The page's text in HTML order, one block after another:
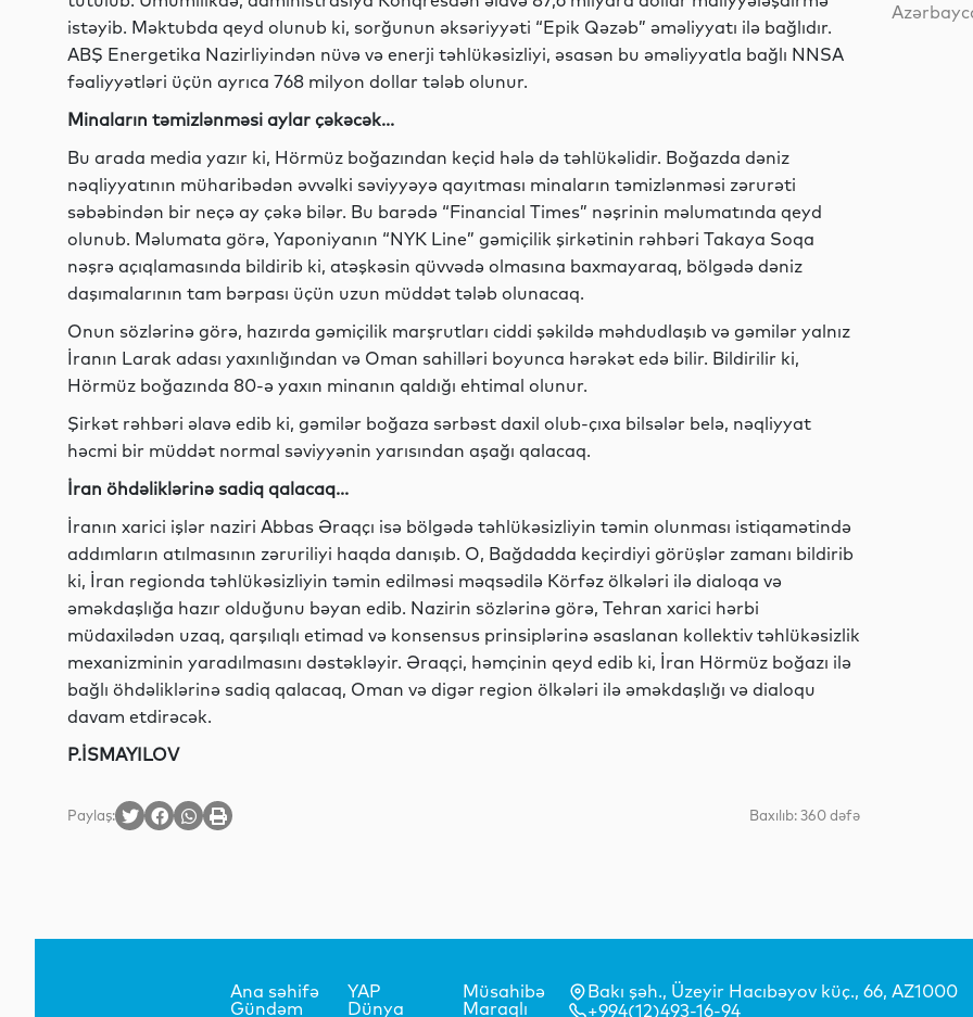
istəyib. Məktubda qeyd olunub ki, sorğunun əksəriyyəti “Epik Qəzəb” əməliyyatı ilə bağlıdır.
ABŞ Energetika Nazirliyindən nüvə və enerji təhlükəsizliyi, əsasən bu əməliyyatla bağlı NNSA
fəaliyyətləri üçün ayrıca 768 milyon dollar tələb olunur.
Minaların təmizlənməsi aylar çəkəcək...
Bu arada media yazır ki, Hörmüz boğazından keçid hələ də təhlükəlidir. Boğazda dəniz
nəqliyyatının müharibədən əvvəlki səviyyəyə qayıtması minaların təmizlənməsi zərurəti
səbəbindən bir neçə ay çəkə bilər. Bu barədə “Financial Times” nəşrinin məlumatında qeyd
olunub. Məlumata görə, Yaponiyanın “NYK Line” gəmiçilik şirkətinin rəhbəri Takaya Soqa
nəşrə açıqlamasında bildirib ki, atəşkəsin qüvvədə olmasına baxmayaraq, bölgədə dəniz
daşımalarının tam bərpası üçün uzun müddət tələb olunacaq.
Onun sözlərinə görə, hazırda gəmiçilik marşrutları ciddi şəkildə məhdudlaşıb və gəmilər yalnız
İranın Larak adası yaxınlığından və Oman sahilləri boyunca hərəkət edə bilir. Bildirilir ki,
Hörmüz boğazında 80-ə yaxın minanın qaldığı ehtimal olunur.
Şirkət rəhbəri əlavə edib ki, gəmilər boğaza sərbəst daxil olub-çıxa bilsələr belə, nəqliyyat
həcmi bir müddət normal səviyyənin yarısından aşağı qalacaq.
İran öhdəliklərinə sadiq qalacaq...
İranın xarici işlər naziri Abbas Əraqçı isə bölgədə təhlükəsizliyin təmin olunması istiqamətində
addımların atılmasının zəruriliyi haqda danışıb. O, Bağdadda keçirdiyi görüşlər zamanı bildirib
ki, İran regionda təhlükəsizliyin təmin edilməsi məqsədilə Körfəz ölkələri ilə dialoqa və
əməkdaşlığa hazır olduğunu bəyan edib. Nazirin sözlərinə görə, Tehran xarici hərbi
müdaxilədən uzaq, qarşılıqlı etimad və konsensus prinsiplərinə əsaslanan kollektiv təhlükəsizlik
mexanizminin yaradılmasını dəstəkləyir. Əraqçi, həmçinin qeyd edib ki, İran Hörmüz boğazı ilə
bağlı öhdəliklərinə sadiq qalacaq, Oman və digər region ölkələri ilə əməkdaşlığı və dialoqu
davam etdirəcək.
P.İSMAYILOV
Paylaş: Baxılıb: 360 dəfə
Ana səhifə
Gündəm
YAP
Dünya
Müsahibə
Maraqlı
Bakı şəh., Üzeyir Hacıbəyov küç., 66, AZ1000
+994(12)493-16-94